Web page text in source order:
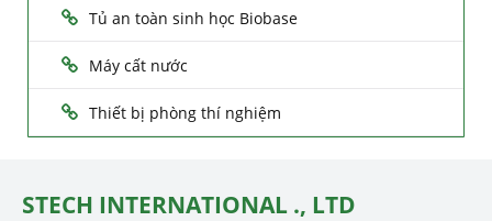
Tủ an toàn sinh học Biobase
Máy cất nước
Thiết bị phòng thí nghiệm
STECH INTERNATIONAL ., LTD